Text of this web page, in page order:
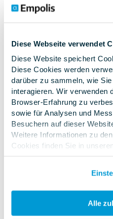
Diese Webseite verwendet
Diese Website speichert
Diese Cookies werden
darüber zu sammeln, wie
interagieren. Wir verwenden
Browser-Erfahrung zu
sowie für Analysen und
Besuchern auf dieser
Weitere Informationen zu
Cookies finden Sie in unseren
nicht erfasst. Ein einzelnes
verwendet, um daran zu
nachverfolgt werden
Alle
Wertschätzung
Wir leben eine
Deine Ideen
kurze
Arbeitsmodelle und
Zusammenarbeit
vom Praktikanten
Geschäftsführung.